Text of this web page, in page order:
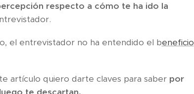
respecto a cómo te ha ido la
el entrevistador no ha entendido el beneficio
artículo quiero darte claves para saber por